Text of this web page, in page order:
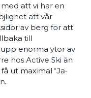
att vi har en
att vår
av berg för att
till
enorma ytor av
hos Active Ski än
ut maximal "Ja-